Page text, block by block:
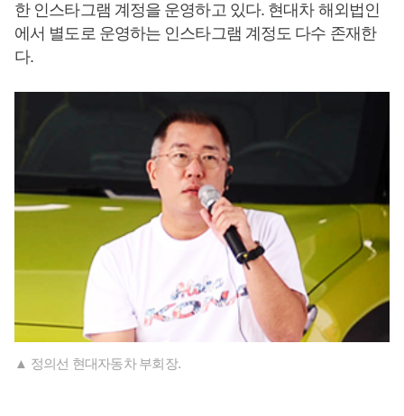
한 인스타그램 계정을 운영하고 있다. 현대차 해외법인
에서 별도로 운영하는 인스타그램 계정도 다수 존재한
다.
▲ 정의선 현대자동차 부회장.